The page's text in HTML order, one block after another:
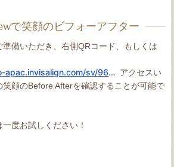
で笑顔のビフォーアフター
準備いただき、右側QRコード、もしくは
https://providerbio-apac.invisalign.com/sv/963608 アクセスい
笑顔のBefore Afterを確認することが可能で
度お試しください！